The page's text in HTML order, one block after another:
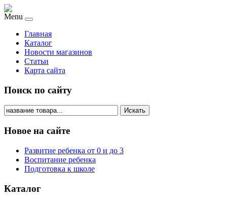
Menu
Главная
Каталог
Новости магазинов
Статьи
Карта сайта
Поиск по сайту
Искать
Новое на сайте
Развитие ребенка от 0 и до 3
Воспитание ребенка
Подготовка к школе
Каталог